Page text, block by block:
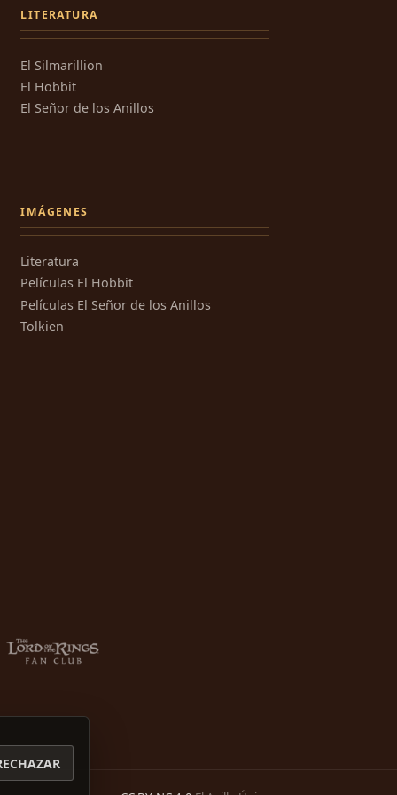
LITERATURA
El Silmarillion
El Hobbit
El Señor de los Anillos
IMÁGENES
Literatura
Películas El Hobbit
Películas El Señor de los Anillos
Tolkien